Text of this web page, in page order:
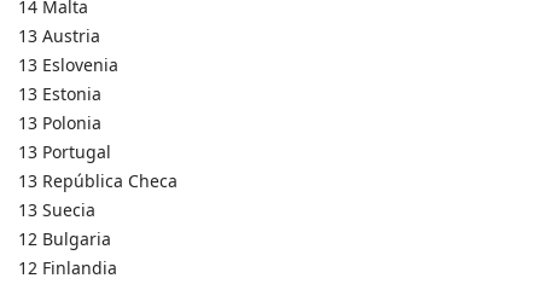
14 Malta
13 Austria
13 Eslovenia
13 Estonia
13 Polonia
13 Portugal
13 República Checa
13 Suecia
12 Bulgaria
12 Finlandia